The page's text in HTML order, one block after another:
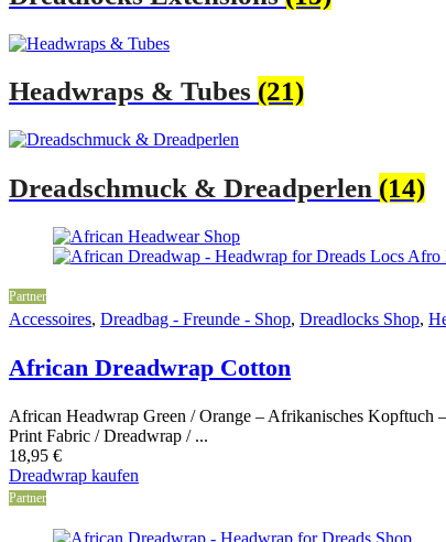
Headwraps & Tubes (21)
Dreadschmuck & Dreadperlen (14)
Partner
Accessoires, Dreadbag - Freunde - Shop, Dreadlocks Shop,
African Dreadwrap Cotton
African Headwrap Green / Orange – Afrikanisches
Print Fabric / Dreadwrap / ...
18,95 €
Dreadwrap kaufen
Partner